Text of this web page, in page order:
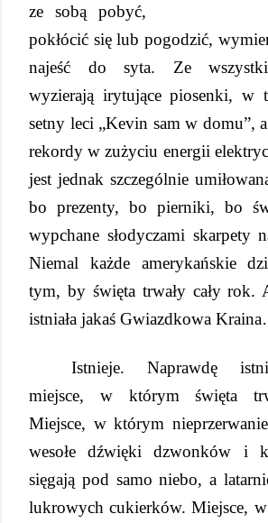
ze sobą pobyć,
pokłócić się lub pogodzić,
najeść do syta. Ze
wyzierają irytujące piosenki, w
setny leci „Kevin sam w domu”,
rekordy w zużyciu energii
jest jednak szczególnie
bo prezenty, bo pierniki, bo
wypchane słodyczami skarpety
Niemal każde amerykańskie
tym, by święta trwały cały rok.
istniała jakaś Gwiazdkowa
Istnieje. Naprawdę
miejsce, w którym święta
Miejsce, w którym
wesołe dźwięki dzwonków i
sięgają pod samo niebo, a
lukrowych cukierków. Miejsce,